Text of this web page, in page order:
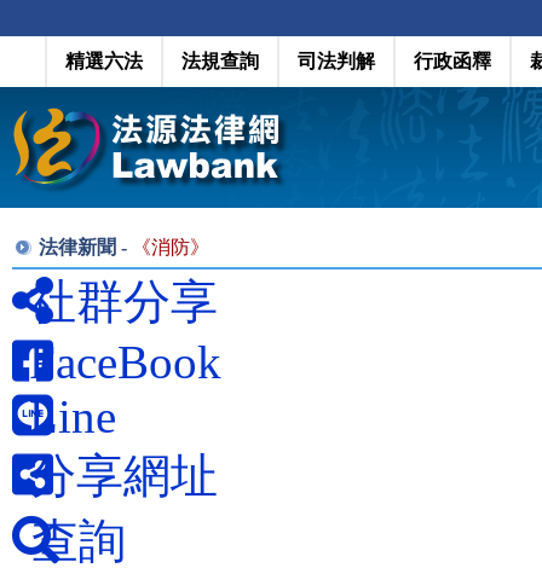
精選六法 法規查詢 司法判解 行政函釋
法律新聞 - 《消防》
社群分享
FaceBook
Line
分享網址
查詢